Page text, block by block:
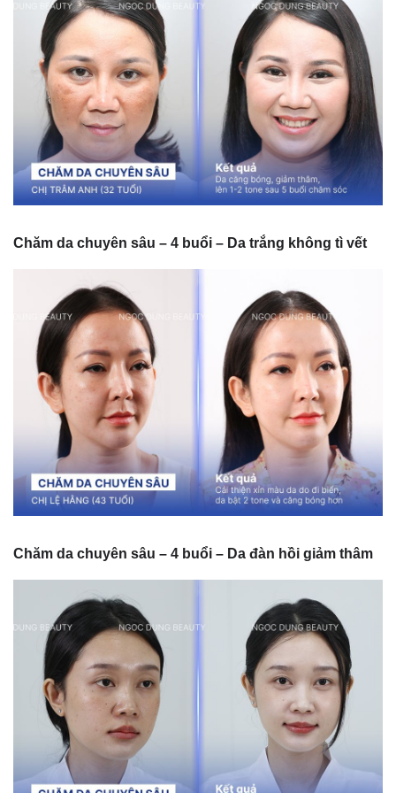
Chăm da chuyên sâu – 4 buổi – Da trắng không tì vết
Chăm da chuyên sâu – 4 buổi – Da đàn hồi giảm thâm